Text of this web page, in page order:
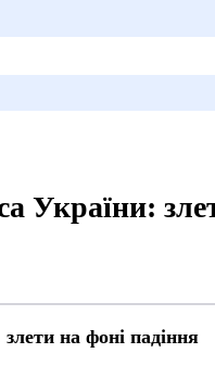
України:
на фоні падіння